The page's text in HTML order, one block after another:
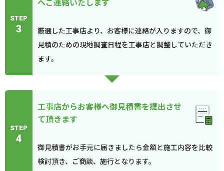
STEP
3
厳選した工事店より、お客様に連絡が入りますので、御
見積のための現地調査日程を工事店と調整していただき
ます。
STEP
4
工事店からお客様へ御見積書を提出させ
て頂きます
御見積書がお手元に届きましたら金額と施工内容を比較
検討頂き、ご商談、施行となります。